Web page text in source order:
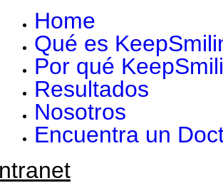
Home
Qué es
Por qué
Resultados
Nosotros
Encuentra un